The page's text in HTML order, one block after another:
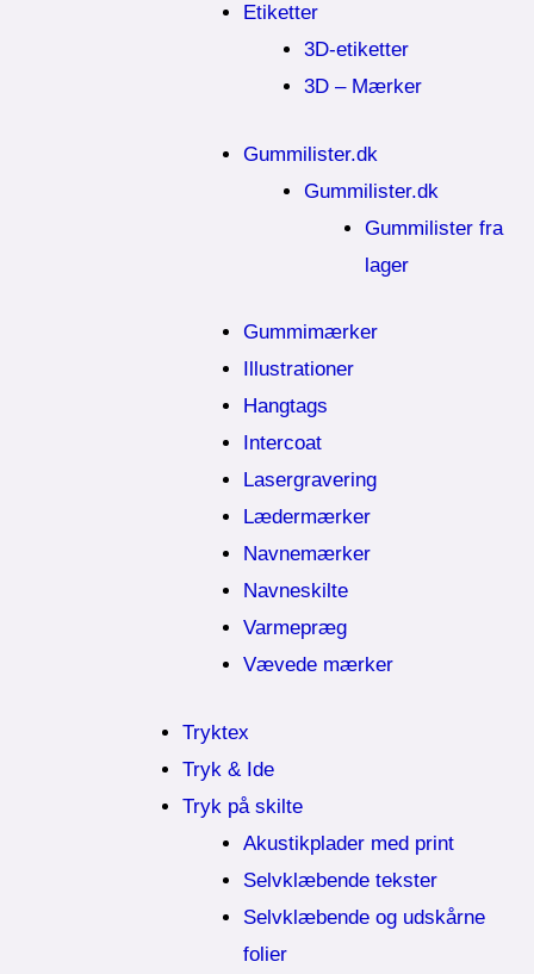
Etiketter
3D-etiketter
3D – Mærker
Gummilister.dk
Gummilister.dk
Gummilister fra
lager
Gummimærker
Illustrationer
Hangtags
Intercoat
Lasergravering
Lædermærker
Navnemærker
Navneskilte
Varmepræg
Vævede mærker
Tryktex
Tryk & Ide
Tryk på skilte
Akustikplader med print
Selvklæbende tekster
Selvklæbende og udskårne
folier